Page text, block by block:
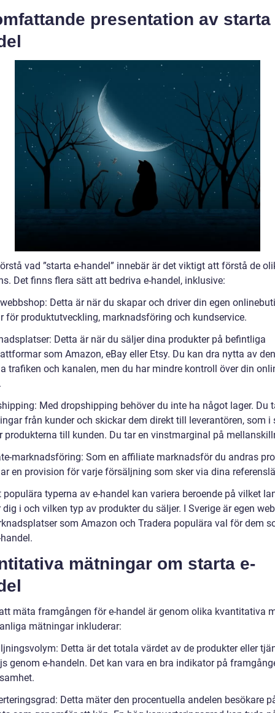
presentation av starta
vad ”starta e-handel” innebär är det viktigt att förstå de
Det finns flera sätt att bedriva e-handel, inklusive:
Detta är när du skapar och driver din egen
för produktutveckling, marknadsföring och kundservice.
Detta är när du säljer dina produkter på befintliga
som Amazon, eBay eller Etsy. Du kan dra nytta av den
trafiken och kanalen, men du har mindre kontroll över din
Med dropshipping behöver du inte ha något lager. Du
från kunder och skickar dem direkt till leverantören, som i
produkterna till kunden. Du tar en vinstmarginal på
marknadsföring: Som en affiliate marknadsför du andras
en provision för varje försäljning som sker via dina
populära typerna av e-handel kan variera beroende på vilket
dig i och vilken typ av produkter du säljer. I Sverige är egen
som Amazon och Tradera populära val för dem
mätningar om starta e-
mäta framgången för e-handel är genom olika kvantitativa
mätningar inkluderar:
Detta är det totala värdet av de produkter eller
genom e-handeln. Det kan vara en bra indikator på
Detta mäter den procentuella andelen besökare